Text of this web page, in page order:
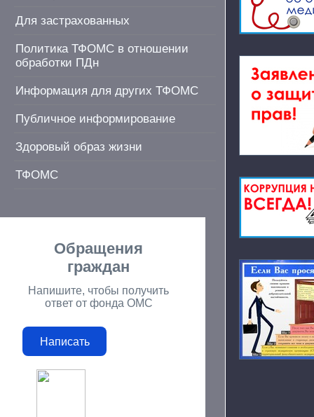
Для застрахованных
Политика ТФОМС в отношении
обработки ПДн
Информация для других ТФОМС
Публичное информирование
Здоровый образ жизни
ТФОМС
Обращения
граждан
Напишите, чтобы получить
ответ от фонда ОМС
Написать